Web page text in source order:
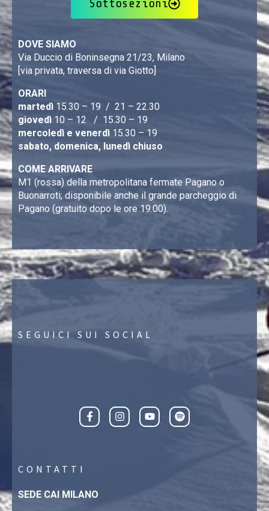
Sottosezioni
DOVE SIAMO
Via Duccio di Boninsegna 21/23, Milano
[via privata, traversa di via Giotto]
ORARI
martedì 15.30 – 19 / 21 – 22.30
giovedì 10 – 12 / 15.30 – 19
mercoledì e venerdì 15.30 – 19
sabato, domenica, lunedì chiuso
COME ARRIVARE
M1 (rossa) della metropolitana fermate Pagano o
Buonarroti; disponibile anche il grande parcheggio di
Pagano (gratuito dopo le ore 19.00).
SEGUICI SUI SOCIAL
CONTATTI
SEDE CAI MILANO